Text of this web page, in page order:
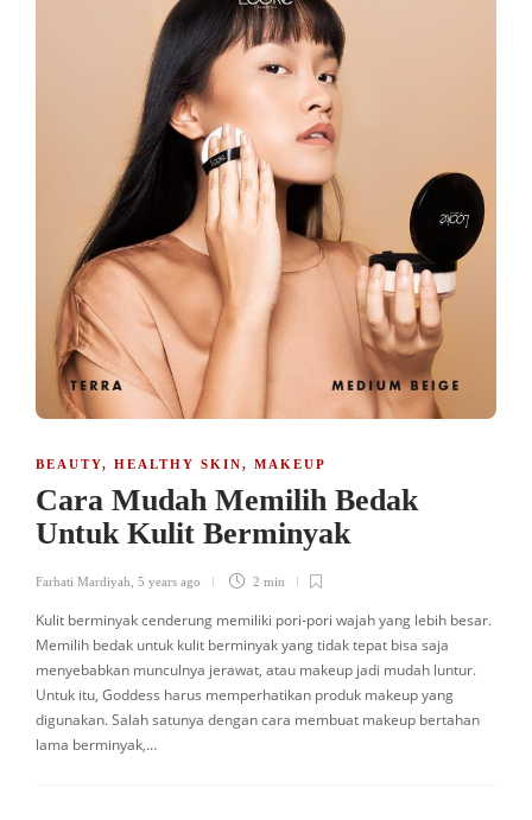
BEAUTY, HEALTHY SKIN, MAKEUP
Cara Mudah Memilih Bedak
Untuk Kulit Berminyak
Farhati Mardiyah 5 years ago 2 min
Kulit berminyak cenderung memiliki pori-pori wajah yang lebih besar.
Memilih bedak untuk kulit berminyak yang tidak tepat bisa saja
menyebabkan munculnya jerawat, atau makeup jadi mudah luntur.
Untuk itu, Goddess harus memperhatikan produk makeup yang
digunakan. Salah satunya dengan cara membuat makeup bertahan
lama berminyak,…